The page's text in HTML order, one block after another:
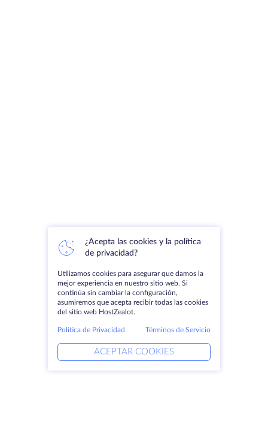
¿Acepta las cookies y la política
de privacidad?
Utilizamos cookies para asegurar que damos la
mejor experiencia en nuestro sitio web. Si
continúa sin cambiar la configuración,
asumiremos que acepta recibir todas las cookies
del sitio web HostZealot.
Política de Privacidad Términos de Servicio
ACEPTAR COOKIES